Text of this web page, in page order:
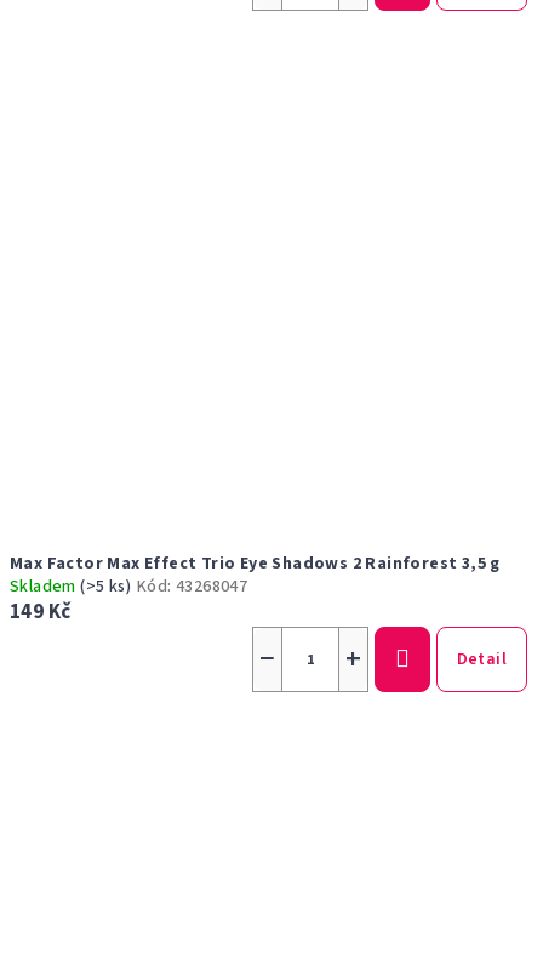
Max Factor Max Effect Trio Eye Shadows 2 Rainforest 3,5 g
Skladem(>5 ks) Kód:43268047
149 Kč
+
− Detail